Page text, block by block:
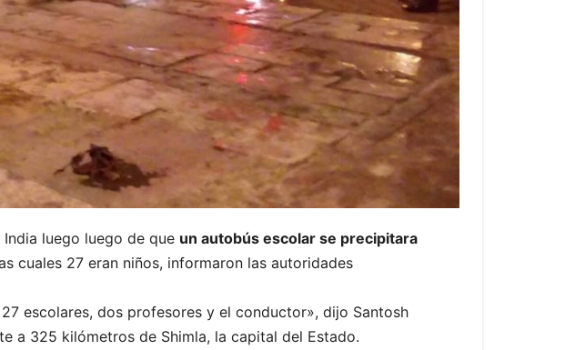
luego luego de que un autobús escolar se precipitara
cuales 27 eran niños, informaron las autoridades
escolares, dos profesores y el conductor», dijo Santosh
a 325 kilómetros de Shimla, la capital del Estado.